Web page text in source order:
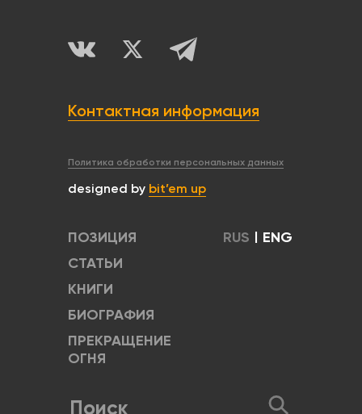
Контактная информация
Политика обработки персональных данных
designed by bit’em up
ПОЗИЦИЯ
СТАТЬИ
КНИГИ
БИОГРАФИЯ
ПРЕКРАЩЕНИЕ
ОГНЯ
RUS | ENG